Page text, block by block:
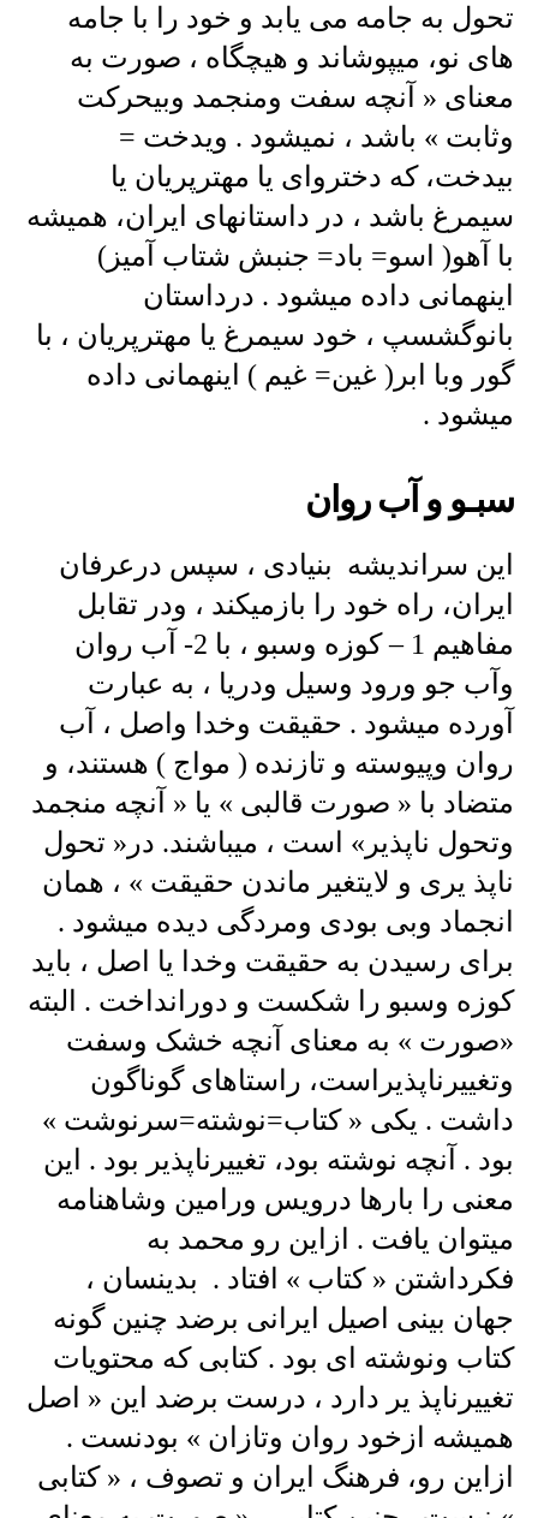
تحول به جامه می یابد و خود را با جامه
های نو، میپوشاند و هیچگاه ، صورت به
معنای « آنچه سفت ومنجمد وبیحرکت
وثابت » باشد ، نمیشود . ویدخت =
بیدخت، که دختروای یا مهترپریان یا
سیمرغ باشد ، در داستانهای ایران، همیشه
با آهو( اسو= باد= جنبش شتاب آمیز)
اینهمانی داده میشود . درداستان
بانوگشسپ ، خود سیمرغ یا مهترپریان ، با
گور وبا ابر( غین= غیم ) اینهمانی داده
میشود .
سبـو و آب روان
این سراندیشه بنیادی ، سپس درعرفان
ایران، راه خود را بازمیکند ، ودر تقابل
مفاهیم 1 – کوزه وسبو ، با 2- آب روان
وآب جو ورود وسیل ودریا ، به عبارت
آورده میشود . حقیقت وخدا واصل ، آب
روان وپیوسته و تازنده ( مواج ) هستند، و
متضاد با « صورت قالبی » یا « آنچه منجمد
وتحول ناپذیر» است ، میباشند. در« تحول
ناپذ یری و لایتغیر ماندن حقیقت » ، همان
انجماد وبی بودی ومردگی دیده میشود .
برای رسیدن به حقیقت وخدا یا اصل ، باید
کوزه وسبو را شکست و دورانداخت . البته
«صورت » به معنای آنچه خشک وسفت
وتغییرناپذیراست، راستاهای گوناگون
داشت . یکی « کتاب=نوشته=سرنوشت »
بود . آنچه نوشته بود، تغییرناپذیر بود . این
معنی را بارها درویس ورامین وشاهنامه
میتوان یافت . ازاین رو محمد به
فکرداشتن « کتاب » افتاد . بدینسان ،
جهان بینی اصیل ایرانی برضد چنین گونه
کتاب ونوشته ای بود . کتابی که محتویات
تغییرناپذ یر دارد ، درست برضد این « اصل
همیشه ازخود روان وتازان » بودنست .
ازاین رو، فرهنگ ایران و تصوف ، « کتابی